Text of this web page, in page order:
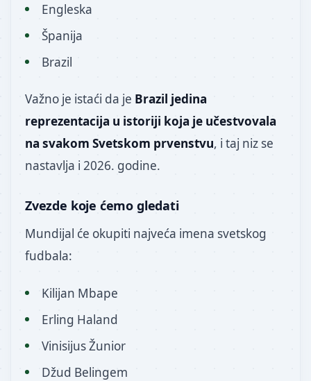
Engleska
Španija
Brazil
Važno je istaći da je Brazil jedina
reprezentacija u istoriji koja je učestvovala
na svakom Svetskom prvenstvu, i taj niz se
nastavlja i 2026. godine.
Zvezde koje ćemo gledati
Mundijal će okupiti najveća imena svetskog
fudbala:
Kilijan Mbape
Erling Haland
Vinisijus Žunior
Džud Belingem